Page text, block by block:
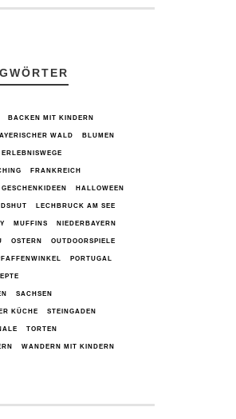
BACKEN MIT KINDERN
WALD BLUMEN
ERLEBNISWEGE
FRANKREICH
GESCHENKIDEEN HALLOWEEN
LECHBRUCK AM SEE
MUFFINS NIEDERBAYERN
OSTERN OUTDOORSPIELE
PORTUGAL
SACHSEN
KÜCHE STEINGADEN
TORTEN
WANDERN MIT KINDERN